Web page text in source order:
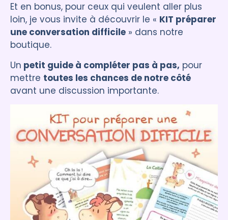
Et en bonus, pour ceux qui veulent aller plus
loin, je vous invite à découvrir le « KIT préparer
une conversation difficile » dans notre
boutique.
Un petit guide à compléter pas à pas, pour
mettre toutes les chances de notre côté
avant une discussion importante.